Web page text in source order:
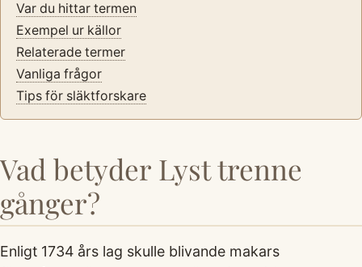
Var du hittar termen
Exempel ur källor
Relaterade termer
Vanliga frågor
Tips för släktforskare
Vad betyder Lyst trenne
gånger?
Enligt 1734 års lag skulle blivande makars